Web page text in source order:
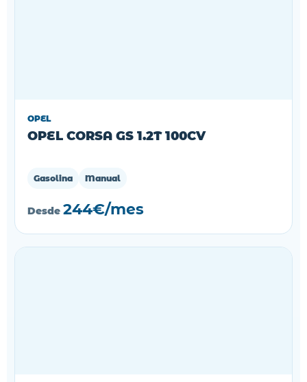
OPEL
OPEL CORSA GS 1.2T 100CV
Gasolina Manual
Desde 244€/mes